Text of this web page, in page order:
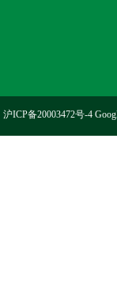
沪ICP备20003472号-4